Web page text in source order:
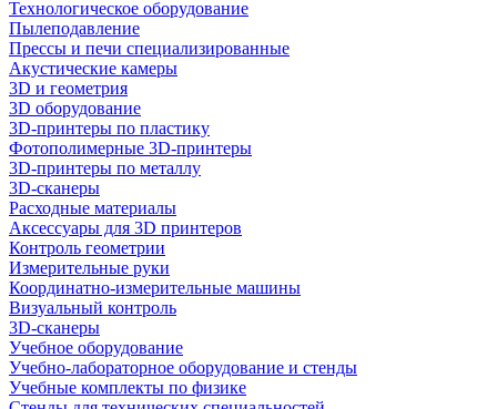
Технологическое оборудование
Пылеподавление
Прессы и печи специализированные
Акустические камеры
3D и геометрия
3D оборудование
3D-принтеры по пластику
Фотополимерные 3D-принтеры
3D-принтеры по металлу
3D-сканеры
Расходные материалы
Аксессуары для 3D принтеров
Контроль геометрии
Измерительные руки
Координатно-измерительные машины
Визуальный контроль
3D-сканеры
Учебное оборудование
Учебно-лабораторное оборудование и стенды
Учебные комплекты по физике